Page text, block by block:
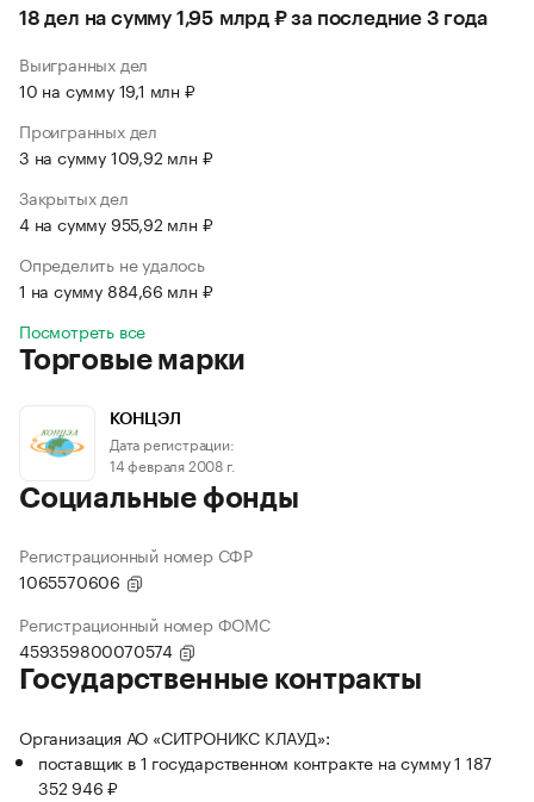
18 дел на сумму 1,95 млрд ₽ за последние 3 года
Выигранных дел
10 на сумму 19,1 млн ₽
Проигранных дел
3 на сумму 109,92 млн ₽
Закрытых дел
4 на сумму 955,92 млн ₽
Определить не удалось
1 на сумму 884,66 млн ₽
Посмотреть все
Торговые марки
КОНЦЭЛ
Дата регистрации:
14 февраля 2008 г.
Социальные фонды
Регистрационный номер СФР
1065570606
Регистрационный номер ФОМС
459359800070574
Государственные контракты
Организация АО «СИТРОНИКС КЛАУД»:
поставщик в 1 государственном контракте на сумму 1 187
352 946 ₽